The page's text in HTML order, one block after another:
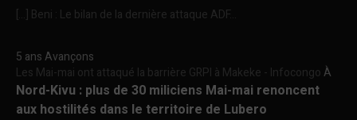
[…] Beni : Le bilan de la dernière attaque ADF...
5 ans Avançons
Les Mai-mai ont attaqué la barrière GRPI à Makeke - InfocongoÀ
Nord-Kivu : plus de 30 miliciens Mai-mai renoncent
aux hostilités dans le territoire de Lubero